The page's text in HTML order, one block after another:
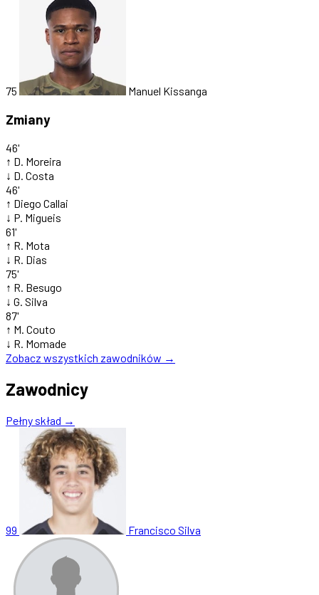
75 Manuel Kissanga
Zmiany
46'
↑ D. Moreira
↓ D. Costa
46'
↑ Diego Callai
↓ P. Migueis
61'
↑ R. Mota
↓ R. Dias
75'
↑ R. Besugo
↓ G. Silva
87'
↑ M. Couto
↓ R. Momade
Zobacz wszystkich zawodników →
Zawodnicy
Pełny skład →
99 Francisco Silva